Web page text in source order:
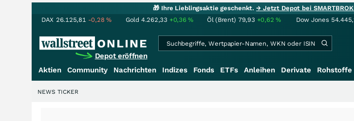
🎁 Ihre Lieblingsaktie geschenkt.→ Jetzt Depot bei
DAX 26.125,81 -0,28% Gold 4.262,33 +0,36% Öl (Brent) 79,93 +0,62% Dow Jones
Depot eröffnen
Aktien Community Nachrichten Indizes Fonds ETFs Anleihen Derivate Rohstoffe
NEWS TICKER